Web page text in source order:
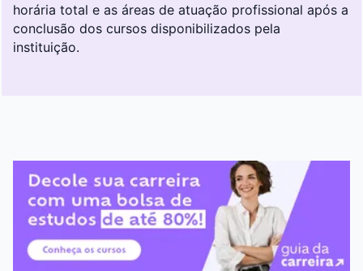
horária total e as áreas de atuação profissional após a
conclusão dos cursos disponibilizados pela
instituição.